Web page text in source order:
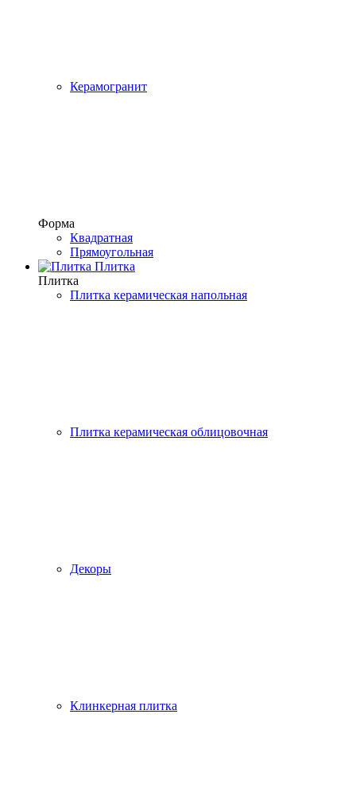
Керамогранит
Форма
Квадратная
Прямоугольная
Плитка
Плитка
Плитка керамическая напольная
Плитка керамическая облицовочная
Декоры
Клинкерная плитка